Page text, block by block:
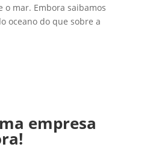
o mar. Embora saibamos
oceano do que sobre a
empresa